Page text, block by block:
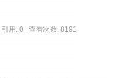
| 引用: 0 | 查看次数: 8191